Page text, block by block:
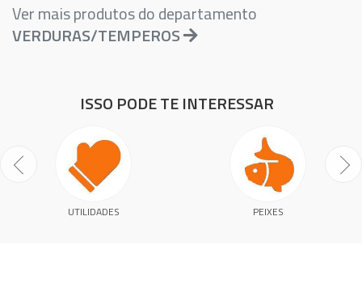
Ver mais produtos do departamento
VERDURAS/TEMPEROS
ISSO PODE TE INTERESSAR
UTILIDADES PEIXES